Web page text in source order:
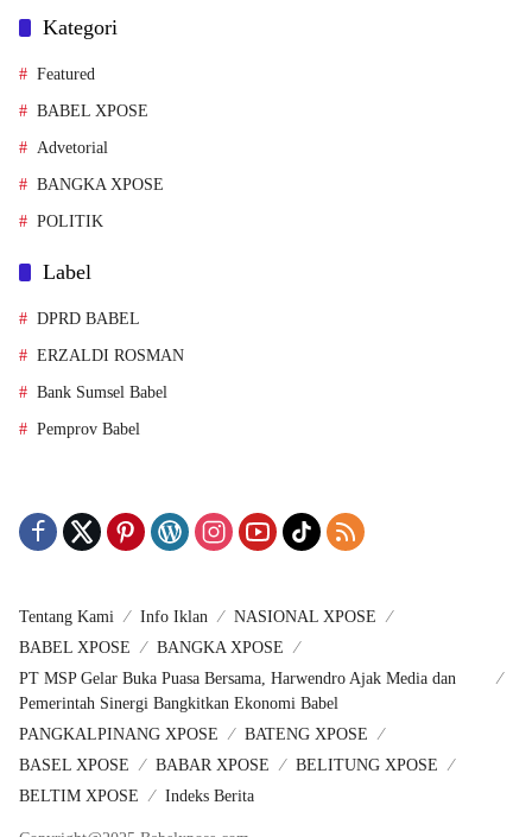
Kategori
Featured
BABEL XPOSE
Advetorial
BANGKA XPOSE
POLITIK
Label
DPRD BABEL
ERZALDI ROSMAN
Bank Sumsel Babel
Pemprov Babel
Tentang Kami Info Iklan
NASIONAL XPOSE
BABEL XPOSE
BANGKA XPOSE
PT MSP Gelar Buka Puasa Bersama, Harwendro Ajak Media dan
Pemerintah Sinergi Bangkitkan Ekonomi Babel
PANGKALPINANG XPOSE
BATENG XPOSE
BASEL XPOSE
BABAR XPOSE
BELITUNG XPOSE
BELTIM XPOSE
Indeks Berita